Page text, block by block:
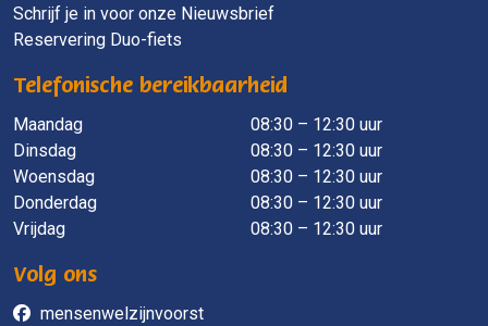
Schrijf je in voor onze Nieuwsbrief
Reservering Duo-fiets
Telefonische bereikbaarheid
Maandag
​ 08:30 – 12:30 uur
Dinsdag
08:30 – 12:30 uur
Woensdag
08:30 – 12:30 uur
Donderdag
08:30 – 12:30 uur
Vrijdag
08:30 – 12:30 uur
Volg ons
mensenwelzijnvoorst